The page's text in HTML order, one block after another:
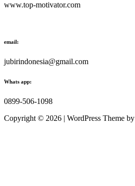
www.top-motivator.com
email:
jubirindonesia@gmail.com
Whats app:
0899-506-1098
Copyright © 2026 | WordPress Theme by